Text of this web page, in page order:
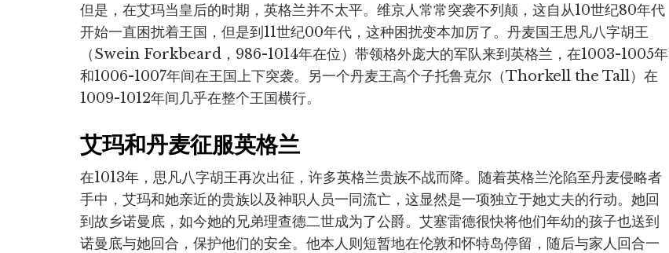
但是，在艾玛当皇后的时期，英格兰并不太平。维京人常常突袭不列颠，这自从10世纪80年代
开始一直困扰着王国，但是到11世纪00年代，这种困扰变本加厉了。丹麦国王思凡八字胡王
（Swein Forkbeard，986-1014年在位）带领格外庞大的军队来到英格兰，在1003-1005年
和1006-1007年间在王国上下突袭。另一个丹麦王高个子托鲁克尔（Thorkell the Tall）在
1009-1012年间几乎在整个王国横行。
艾玛和丹麦征服英格兰
在1013年，思凡八字胡王再次出征，许多英格兰贵族不战而降。随着英格兰沦陷至丹麦侵略者
手中，艾玛和她亲近的贵族以及神职人员一同流亡，这显然是一项独立于她丈夫的行动。她回
到故乡诺曼底，如今她的兄弟理查德二世成为了公爵。艾塞雷德很快将他们年幼的孩子也送到
诺曼底与她回合，保护他们的安全。他本人则短暂地在伦敦和怀特岛停留，随后与家人回合一